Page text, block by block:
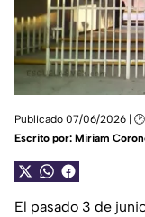
Publicado 07/06/2026 | 🕑
Escrito por: Miriam
El pasado 3 de